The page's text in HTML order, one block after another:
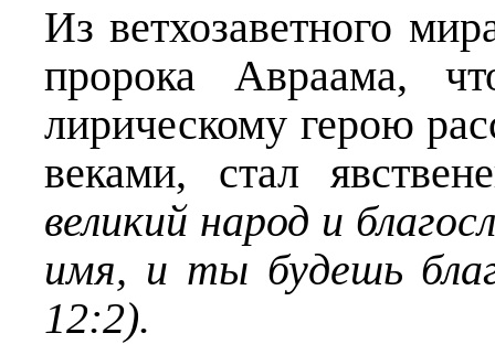
Из ветхозаветного
пророка Авраама,
лирическому герою
веками, стал
великий народ и
имя, и ты будешь
12:2).